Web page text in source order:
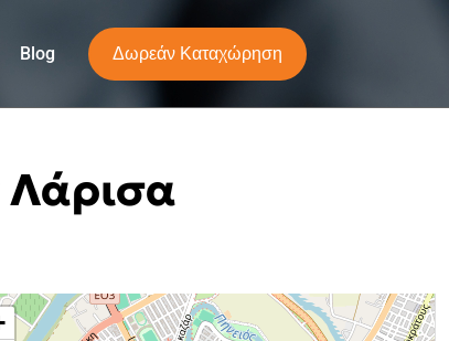
Blog Δωρεάν Καταχώρηση
Λάρισα